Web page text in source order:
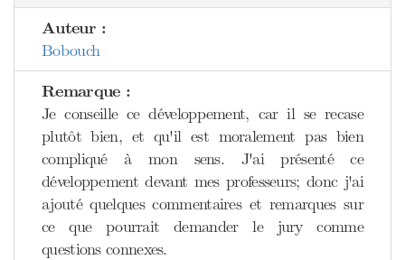
Auteur :
Bobouch
Remarque :
Je conseille ce développement, car il se recase
plutôt bien, et qu'il est moralement pas bien
compliqué à mon sens. J'ai présenté ce
développement devant mes professeurs; donc j'ai
ajouté quelques commentaires et remarques sur
ce que pourrait demander le jury comme
questions connexes.